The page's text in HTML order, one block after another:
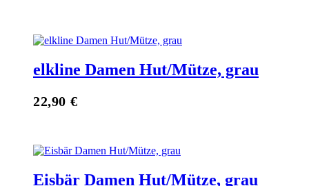
elkline Damen Hut/Mütze, grau
22,90 €
Eisbär Damen Hut/Mütze, grau